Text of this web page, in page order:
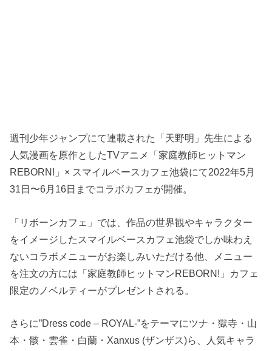
週刊少年ジャンプにて連載された「天野明」先生による
人気漫画を原作としたTVアニメ「家庭教師ヒットマン
REBORN!」× スマイルベースカフェ池袋にて2022年5月
31日〜6月16日までコラボカフェが開催。
「リボーンカフェ」では、作品の世界観やキャラクター
をイメージしたスマイルベースカフェ池袋でしか味わえ
ないコラボメニューがお楽しみいただける他、メニュー
を注文の方には「家庭教師ヒットマンREBORN!」カフェ
限定のノベルティーがプレゼントされる。
さらに”Dress code – ROYAL-”をテーマにツナ・獄寺・山
本・骸・雲雀・白蘭・Xanxus (ザンザス)ら、人気キャラ